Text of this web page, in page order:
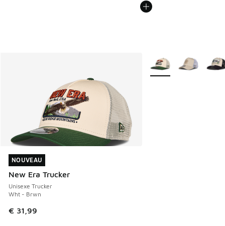
NOUVEAU
New Era Trucker
Unisexe Trucker
Wht - Brwn
€ 31,99
NOUVEAU
Plus de couleurs